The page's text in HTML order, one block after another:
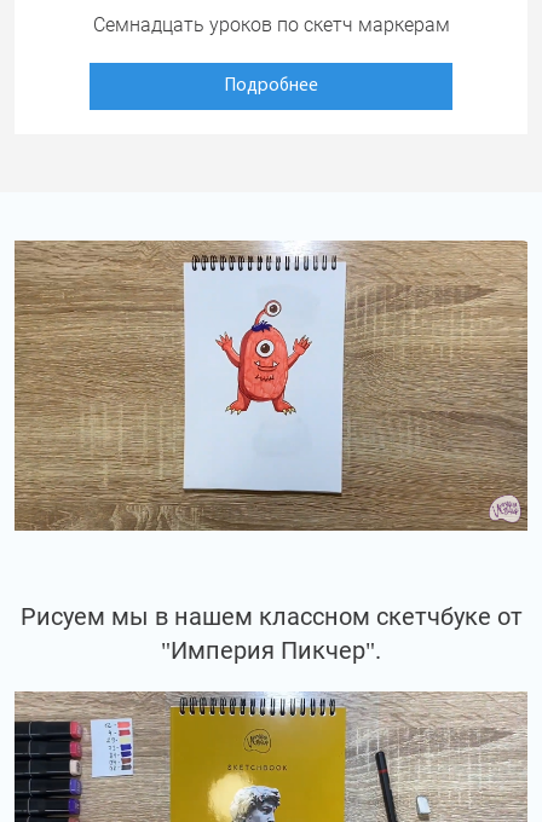
Семнадцать уроков по скетч маркерам
Подробнее
Рисуем мы в нашем классном скетчбуке от
"Империя Пикчер".